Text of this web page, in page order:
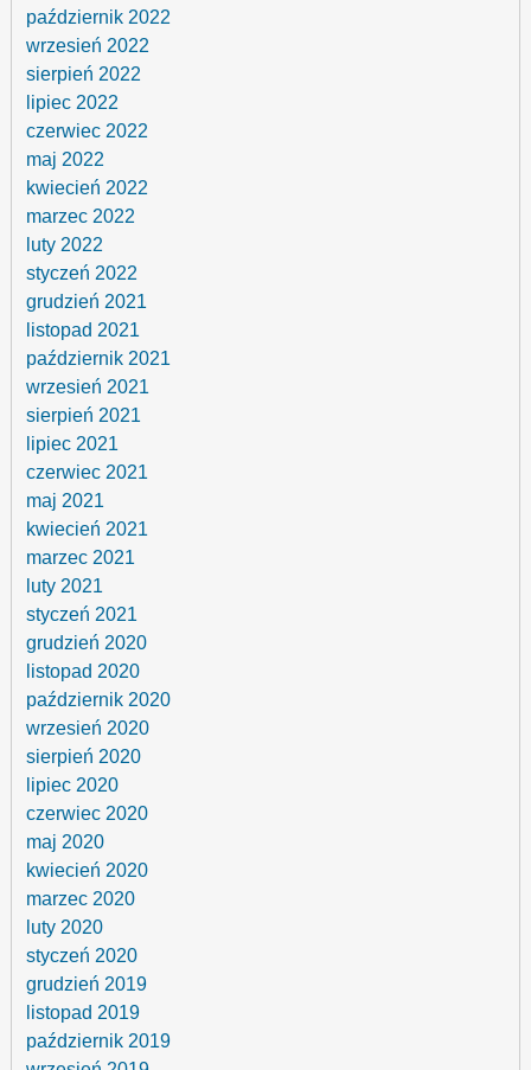
październik 2022
wrzesień 2022
sierpień 2022
lipiec 2022
czerwiec 2022
maj 2022
kwiecień 2022
marzec 2022
luty 2022
styczeń 2022
grudzień 2021
listopad 2021
październik 2021
wrzesień 2021
sierpień 2021
lipiec 2021
czerwiec 2021
maj 2021
kwiecień 2021
marzec 2021
luty 2021
styczeń 2021
grudzień 2020
listopad 2020
październik 2020
wrzesień 2020
sierpień 2020
lipiec 2020
czerwiec 2020
maj 2020
kwiecień 2020
marzec 2020
luty 2020
styczeń 2020
grudzień 2019
listopad 2019
październik 2019